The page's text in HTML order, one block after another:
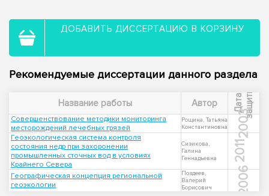
ДОБАВИТЬ ДИССЕРТАЦИЮ В КОРЗИНУ
Рекомендуемые диссертации данного раздела
Название работы Автор Д
а
т
а
з
а
щ
и
ты
Совершенствование методики мониторинга
месторождений лечебных грязей
Рощина, Татьяна
Константиновна
2003
Геоэкологическая система контроля
состояния недр при захоронении
промышленных сточных вод в условиях
Крайнего Севера
Сизикова,
Галина
Геннадьевна
2011
Географическая концепция региональной
геоэкологии
Поздеев,
Валерий
Борисович
2006